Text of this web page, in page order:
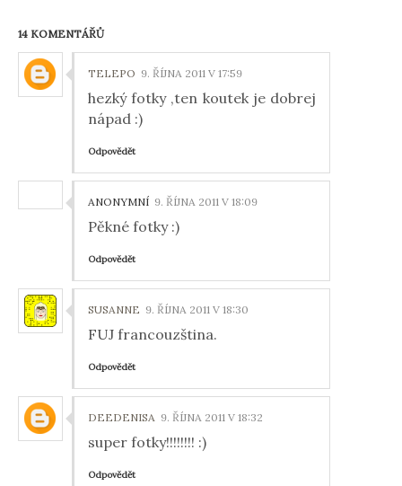
14 KOMENTÁŘŮ
TELEPO 9. ŘÍJNA 2011 V 17:59
hezký fotky ,ten koutek je dobrej
nápad :)
Odpovědět
ANONYMNÍ 9. ŘÍJNA 2011 V 18:09
Pěkné fotky :)
Odpovědět
SUSANNE 9. ŘÍJNA 2011 V 18:30
FUJ francouzština.
Odpovědět
DEEDENISA 9. ŘÍJNA 2011 V 18:32
super fotky!!!!!!!! :)
Odpovědět